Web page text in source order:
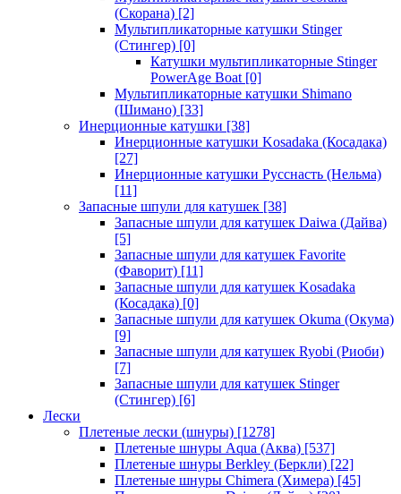
(Скорана) [2]
Мультипликаторные катушки Stinger
(Стингер) [0]
Катушки мультипликаторные Stinger
PowerAge Boat [0]
Мультипликаторные катушки Shimano
(Шимано) [33]
Инерционные катушки [38]
Инерционные катушки Kosadaka (Косадака)
[27]
Инерционные катушки Русснасть (Нельма)
[11]
Запасные шпули для катушек [38]
Запасные шпули для катушек Daiwa (Дайва)
[5]
Запасные шпули для катушек Favorite
(Фаворит) [11]
Запасные шпули для катушек Kosadaka
(Косадака) [0]
Запасные шпули для катушек Okuma (Окума)
[9]
Запасные шпули для катушек Ryobi (Риоби)
[7]
Запасные шпули для катушек Stinger
(Стингер) [6]
Лески
Плетеные лески (шнуры) [1278]
Плетеные шнуры Aqua (Аква) [537]
Плетеные шнуры Berkley (Беркли) [22]
Плетеные шнуры Chimera (Химера) [45]